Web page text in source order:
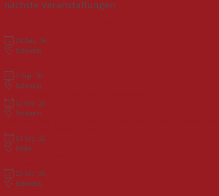
nächste Veranstaltungen
24 Aug. 26
Schwerin
2 Sep. 26
Schwerin
12 Sep. 26
Schwerin
13 Sep. 26
Praha
21 Sep. 26
Schwerin